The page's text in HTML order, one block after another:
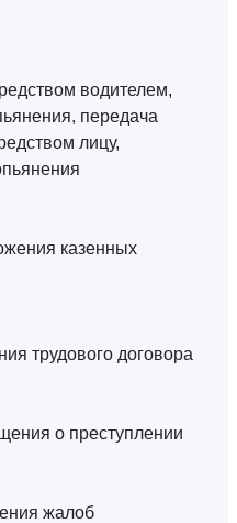
водителем,
передача
лицу,
казенных
трудового договора
о преступлении
жалоб